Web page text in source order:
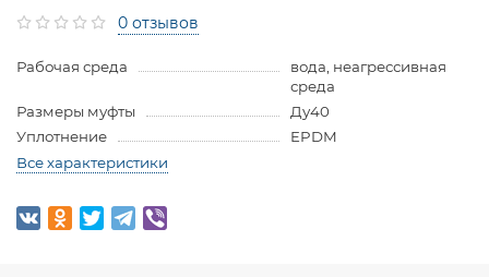
0 отзывов
Рабочая среда
вода, неагрессивная
среда
Размеры муфты
Ду40
Уплотнение
EPDM
Все характеристики